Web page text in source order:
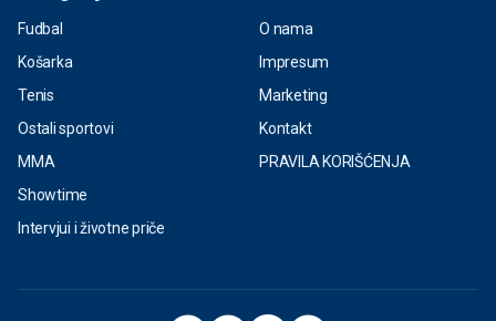
Fudbal
Košarka
Tenis
Ostali sportovi
MMA
Showtime
Intervjui i životne priče
O nama
Impresum
Marketing
Kontakt
PRAVILA KORIŠĆENJA